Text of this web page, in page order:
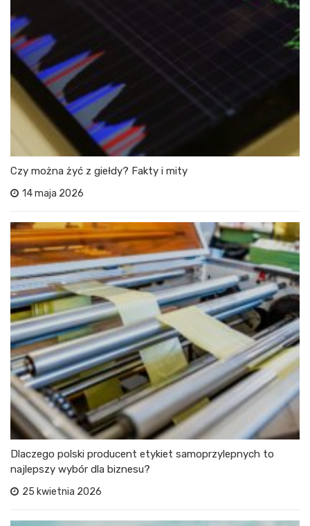
Czy można żyć z giełdy? Fakty i mity
14 maja 2026
Dlaczego polski producent etykiet samoprzylepnych to
najlepszy wybór dla biznesu?
25 kwietnia 2026